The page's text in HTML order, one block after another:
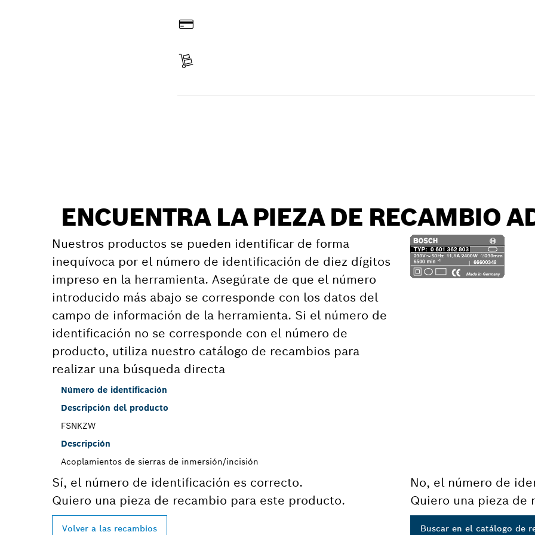
ENCUENTRA LA PIEZA DE RECAMBIO
Nuestros productos se pueden identificar de forma
inequívoca por el número de identificación de diez dígitos
impreso en la herramienta. Asegúrate de que el número
introducido más abajo se corresponde con los datos del
campo de información de la herramienta. Si el número de
identificación no se corresponde con el número de
producto, utiliza nuestro catálogo de recambios para
realizar una búsqueda directa
Número de identificación
Descripción del producto
FSNKZW
Descripción
Acoplamientos de sierras de inmersión/incisión
Sí, el número de identificación es correcto.
Quiero una pieza de recambio para este producto.
Volver a las recambios
No, el número de
Quiero una pieza de
Buscar en el catálogo de